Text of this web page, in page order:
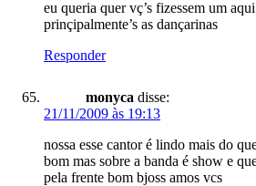
eu queria quer vç’s fizessem um
prinçipalmente’s as dançarinas
Responder
monyca disse:
21/11/2009 às 19:13
nossa esse cantor é lindo mais do
bom mas sobre a banda é show e
pela frente bom bjoss amos vcs